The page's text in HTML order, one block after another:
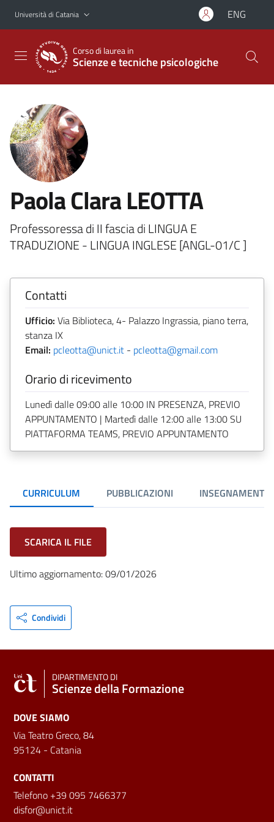
Vai al contenuto principale
Vai al menu di navigazione
Università di Catania ENG
Corso di laurea in
Scienze e tecniche psicologiche
Paola Clara LEOTTA
Professoressa di II fascia di LINGUA E
TRADUZIONE - LINGUA INGLESE [ANGL-01/C ]
Contatti
Ufficio: Via Biblioteca, 4- Palazzo Ingrassia, piano terra,
stanza IX
Email: pcleotta@unict.it - pcleotta@gmail.com
Orario di ricevimento
Lunedì dalle 09:00 alle 10:00 IN PRESENZA, PREVIO
APPUNTAMENTO | Martedì dalle 12:00 alle 13:00 SU
PIATTAFORMA TEAMS, PREVIO APPUNTAMENTO
CURRICULUM PUBBLICAZIONI INSEGNAMENTI
SCARICA IL FILE
Ultimo aggiornamento: 09/01/2026
Condividi
DIPARTIMENTO DI
Scienze della Formazione
DOVE SIAMO
Via Teatro Greco, 84
95124 - Catania
CONTATTI
Telefono +39 095 7466377
disfor@unict.it